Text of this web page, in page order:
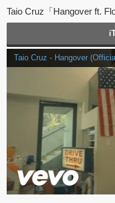
Taio Cruz「Hangover ft. Flo
Taio Cruz - Hangover